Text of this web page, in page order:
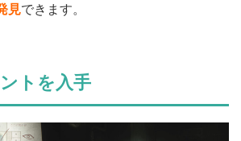
見できます。
トを入手